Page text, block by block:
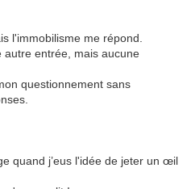
l'immobilisme me répond.
entrée, mais aucune
questionnement sans
quand j’eus l'idée de jeter un œil